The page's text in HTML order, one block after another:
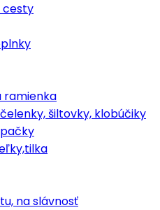
cesty
ramienka
šiltovky, klobúčiky
na slávnosť